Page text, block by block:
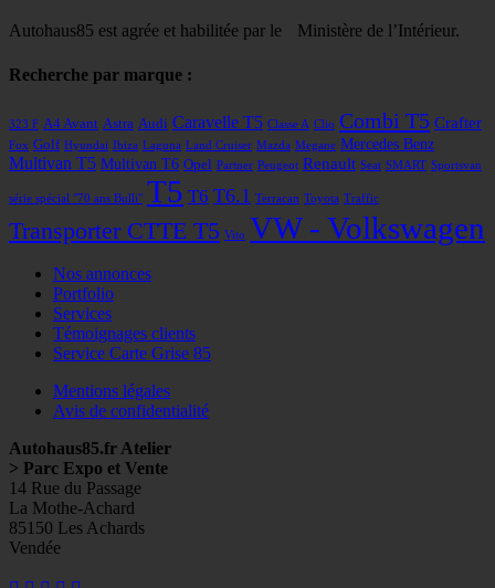
Autohaus85 est agrée et habilitée par le Ministère de l’Intérieur.
Recherche par marque :
323 F A4 Avant Astra Audi Caravelle T5 Classe A Clio Combi T5 Crafter
Fox Golf Hyundai Ibiza Laguna Land Cruiser Mazda Megane Mercedes Benz
Multivan T5 Multivan T6 Opel Partner Peugeot Renault Seat SMART Sportsvan
série spécial "70 ans Bulli" T5 T6 T6.1 Terracan Toyota Traffic
Transporter CTTE T5 Vito VW - Volkswagen
Nos annonces
Portfolio
Services
Témoignages clients
Service Carte Grise 85
Mentions légales
Avis de confidentialité
Autohaus85.fr Atelier
> Parc Expo et Vente
14 Rue du Passage
La Mothe-Achard
85150 Les Achards
Vendée